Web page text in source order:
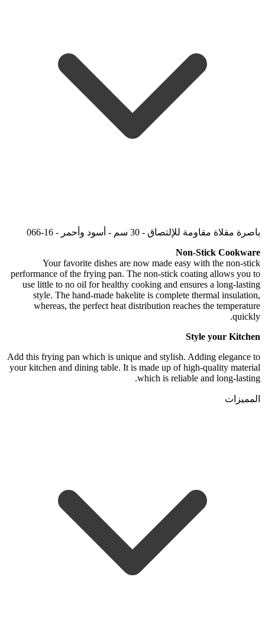
باصرة مقلاة مقاومة للإلتصاق - 30 سم - أسود وأحمر - 16-066
Non-Stick Cookware
Your favorite dishes are now made easy with the non-stick
performance of the frying pan. The non-stick coating allows you to
use little to no oil for healthy cooking and ensures a long-lasting
style. The hand-made bakelite is complete thermal insulation,
whereas, the perfect heat distribution reaches the temperature
quickly.
Style your Kitchen
Add this frying pan which is unique and stylish. Adding elegance to
your kitchen and dining table. It is made up of high-quality material
which is reliable and long-lasting.
المميزات